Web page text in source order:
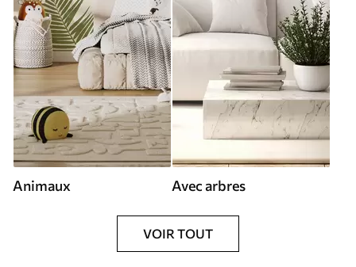
Animaux Avec arbres
VOIR TOUT